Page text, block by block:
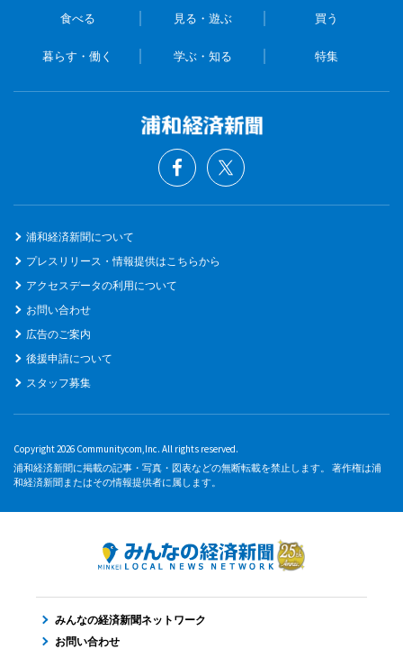
食べる 見る・遊ぶ 買う
暮らす・働く 学ぶ・知る 特集
浦和経済新聞について
プレスリリース・情報提供はこちらから
アクセスデータの利用について
お問い合わせ
広告のご案内
後援申請について
スタッフ募集
Copyright 2026 Communitycom,Inc. All rights reserved.
浦和経済新聞に掲載の記事・写真・図表などの無断転載を禁止します。 著作権は浦
和経済新聞またはその情報提供者に属します。
みんなの経済新聞ネットワーク
お問い合わせ